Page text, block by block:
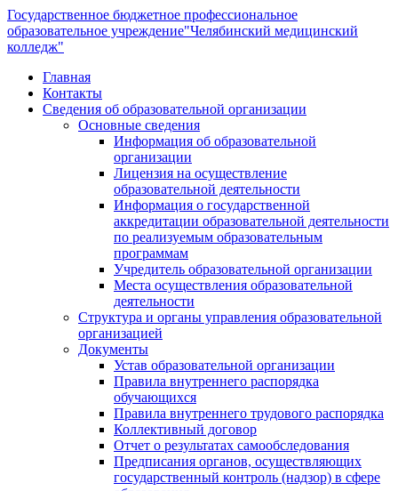
Государственное бюджетное профессиональное
образовательное учреждение"Челябинский медицинский
колледж"
Главная
Контакты
Сведения об образовательной организации
Основные сведения
Информация об образовательной
организации
Лицензия на осуществление
образовательной деятельности
Информация о государственной
аккредитации образовательной деятельности
по реализуемым образовательным
программам
Учредитель образовательной организации
Места осуществления образовательной
деятельности
Структура и органы управления образовательной
организацией
Документы
Устав образовательной организации
Правила внутреннего распорядка
обучающихся
Правила внутреннего трудового распорядка
Коллективный договор
Отчет о результатах самообследования
Предписания органов, осуществляющих
государственный контроль (надзор) в сфере